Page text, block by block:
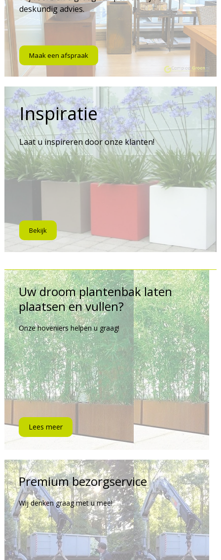
deskundig advies.
Maak een afspraak
Inspiratie
Laat u inspireren door onze klanten!
Bekijk
Uw droom plantenbak laten
plaatsen en vullen?
Onze hoveniers helpen u graag!
Lees meer
Premium bezorgservice
Wij denken graag met u mee!